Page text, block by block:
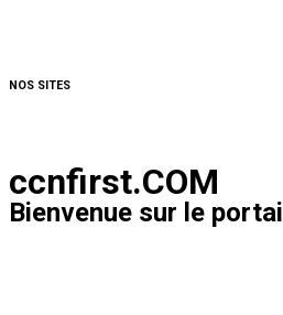
NOS SITES
ccnfirst.COM
Bienvenue sur le portail